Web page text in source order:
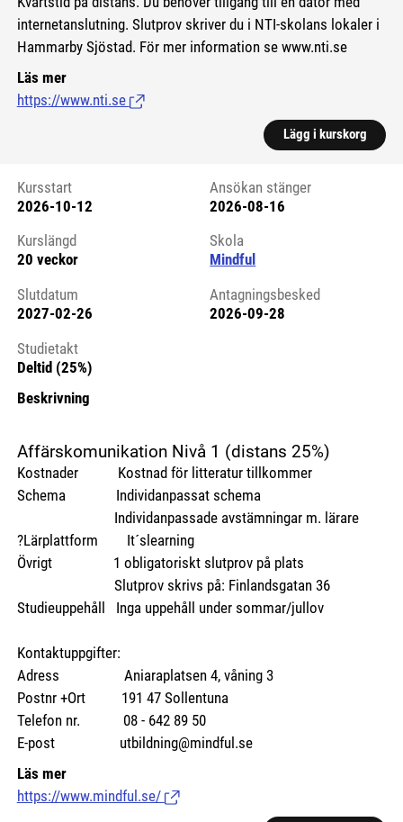
internetanslutning. Slutprov skriver du i NTI-skolans lokaler i
Hammarby Sjöstad. För mer information se www.nti.se
Läs mer
https://www.nti.se (Länk till extern sida.)
Lägg i kurskorg
Kursstart 6118897
Kursstart
2026-10-12
Ansökan stänger
2026-08-16
Kurslängd
20 veckor
Skola
Mindful
Slutdatum
2027-02-26
Antagningsbesked
2026-09-28
Studietakt
Deltid (25%)
Beskrivning
Affärskomunikation Nivå 1 (distans 25%)
Kostnader Kostnad för litteratur tillkommer
Schema Individanpassat schema
Individanpassade avstämningar m. lärare
?Lärplattform It´slearning
Övrigt 1 obligatoriskt slutprov på plats
Slutprov skrivs på: Finlandsgatan 36
Studieuppehåll Inga uppehåll under sommar/jullov
Kontaktuppgifter:
Adress Aniaraplatsen 4, våning 3
Postnr +Ort 191 47 Sollentuna
Telefon nr. 08 - 642 89 50
E-post utbildning@mindful.se
Läs mer
https://www.mindful.se/ (Länk till extern sida.)